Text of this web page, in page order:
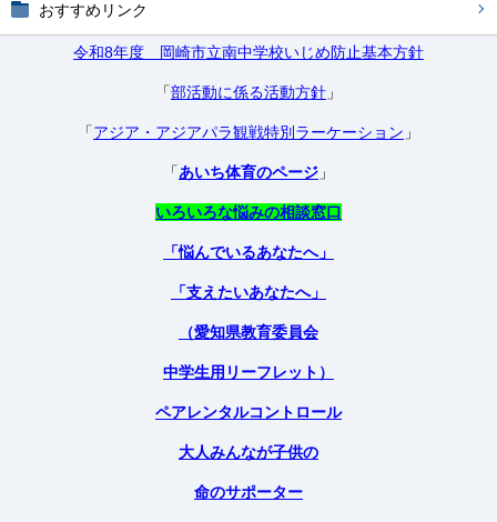
おすすめリンク
令和8年度 岡崎市立南中学校いじめ防止基本方針
「部活動に係る活動方針 」
「アジア・アジアパラ観戦特別ラーケーション 」
「あいち体育のページ 」
いろいろな悩みの相談窓口
「悩んでいるあなたへ」
「支えたいあなたへ」
（愛知県教育委員会
中学生用リーフレット）
ペアレンタルコントロール
大人みんなが子供の
命のサポーター